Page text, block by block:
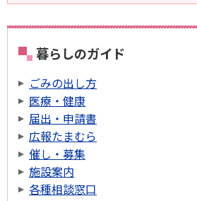
暮らしのガイド
ごみの出し方
医療・健康
届出・申請書
広報たまむら
催し・募集
施設案内
各種相談窓口